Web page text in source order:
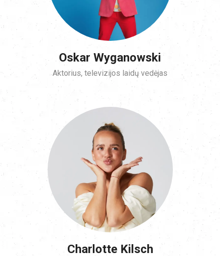
Oskar Wyganowski
Aktorius, televizijos laidų vedėjas
Charlotte Kilsch